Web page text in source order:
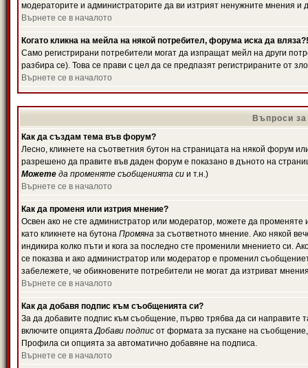
модераторите и администраторите да ви изтрият ненужните мнения и
Върнете се в началото
Когато кликна на мейла на някой потребител, форума иска да вляза?!
Само регистрирани потребители могат да изпращат мейл на други
разбира се). Това се прави с цел да се предпазят регистрираните от
Върнете се в началото
Въпроси
Как да създам тема във форум?
Лесно, кликнете на съответния бутон на страницата на някой форум
разрешено да правите във даден форум е показано в дъното на
Можете да променяте съобщенията си и т.н.)
Върнете се в началото
Как да променя или изтрия мнение?
Освен ако не сте администратор или модератор, можете да
като кликнете на бутона Промяна за съответното мнение. Ако някой
индикира колко пъти и кога за последно сте променили мнението си.
се показва и ако администратор или модератор е променил
забележете, че обикновените потребители не могат да изтриват
Върнете се в началото
Как да добавя подпис към съобщенията си?
За да добавите подпис към съобщение, първо трябва да си
включите опциятаДобави подпис от формата за пускане на
Профила си опцията за автоматично добавяне на подписа.
Върнете се в началото